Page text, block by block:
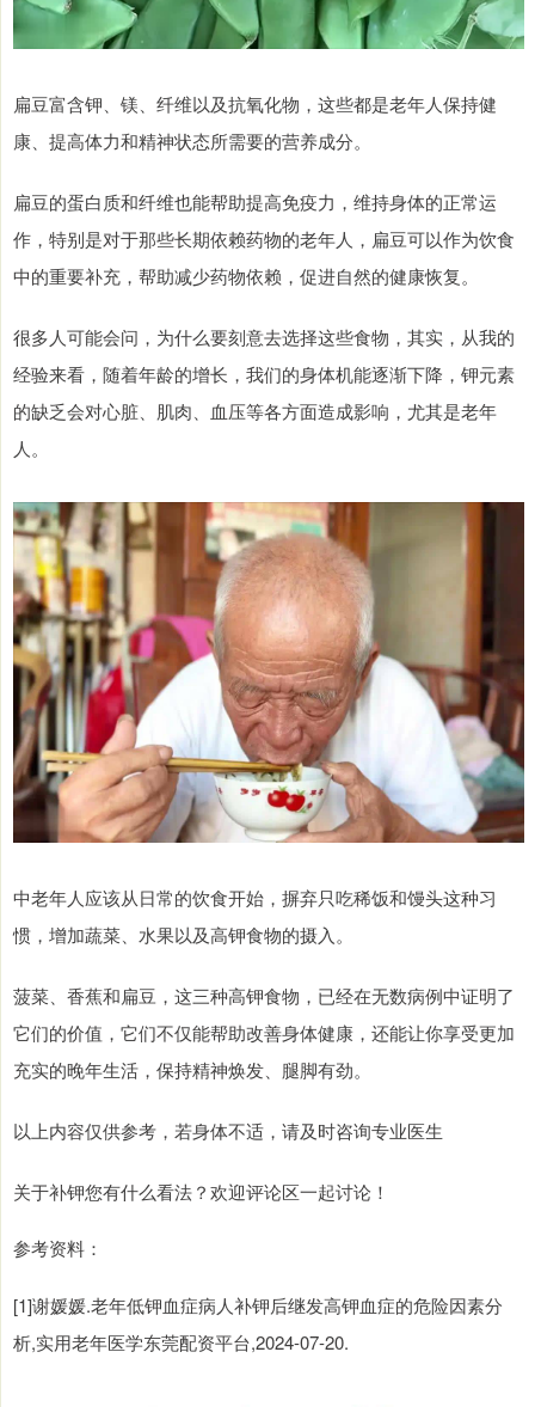
扁豆富含钾、镁、纤维以及抗氧化物，这些都是老年人保持健
康、提高体力和精神状态所需要的营养成分。
扁豆的蛋白质和纤维也能帮助提高免疫力，维持身体的正常运
作，特别是对于那些长期依赖药物的老年人，扁豆可以作为饮食
中的重要补充，帮助减少药物依赖，促进自然的健康恢复。
很多人可能会问，为什么要刻意去选择这些食物，其实，从我的
经验来看，随着年龄的增长，我们的身体机能逐渐下降，钾元素
的缺乏会对心脏、肌肉、血压等各方面造成影响，尤其是老年
人。
中老年人应该从日常的饮食开始，摒弃只吃稀饭和馒头这种习
惯，增加蔬菜、水果以及高钾食物的摄入。
菠菜、香蕉和扁豆，这三种高钾食物，已经在无数病例中证明了
它们的价值，它们不仅能帮助改善身体健康，还能让你享受更加
充实的晚年生活，保持精神焕发、腿脚有劲。
以上内容仅供参考，若身体不适，请及时咨询专业医生
关于补钾您有什么看法？欢迎评论区一起讨论！
参考资料：
[1]谢媛媛.老年低钾血症病人补钾后继发高钾血症的危险因素分
析,实用老年医学东莞配资平台,2024-07-20.